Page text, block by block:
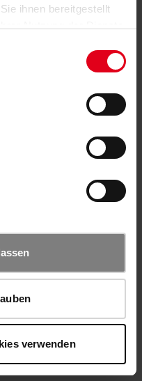
ihnen bereitgestellt
verwenden